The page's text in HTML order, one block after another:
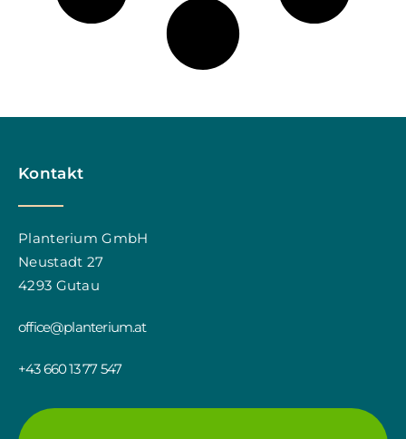
Kontakt
Planterium GmbH
Neustadt 27
4293 Gutau
office@planterium.at
+43 660 13 77 547